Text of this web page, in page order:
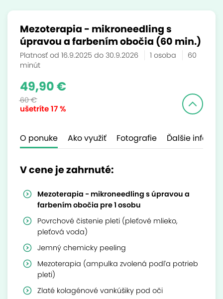
Mezoterapia - mikroneedling s
úpravou a farbením obočia (60 min.)
Platnosť od 16.9.2025 do 30.9.2026 1 osoba
60
minút
ušetríte17 %
49,90 €
60 €
O ponuke Ako využiť Fotografie Ďalšie
V cene je zahrnuté:
Mezoterapia - mikroneedling s úpravou a
farbením obočia pre 1 osobu
Povrchové čistenie pleti (pleťové mlieko,
pleťová voda)
Jemný chemicky peeling
Mezoterapia (ampulka zvolená podľa potrieb
pleti)
Zlaté kolagénové vankúšiky pod oči